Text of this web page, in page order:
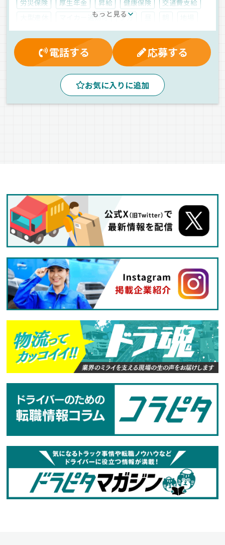
ーポレーションでのお仕事ですが、応募はドラピタエージェントを通
労災保険
厚生年金 昇給 健康保険
交通費支給
マイカー通勤可 夕方
建材
平ボディ車 正社員
もっと見る
電話する 応募する
お気に入りに追加